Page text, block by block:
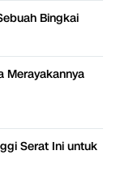
Bingkai
Merayakannya
Serat Ini untuk